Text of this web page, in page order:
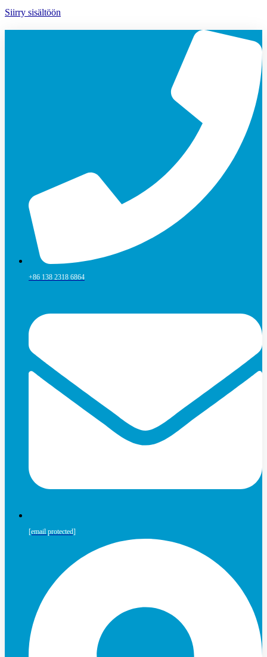
Siirry sisältöön
+86 138 2318 6864
[email protected]